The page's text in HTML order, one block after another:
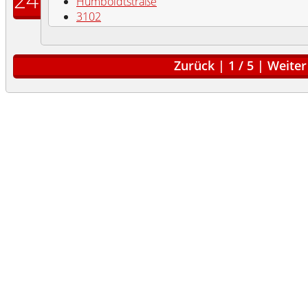
3102
Zurück | 1 / 5 | Weiter